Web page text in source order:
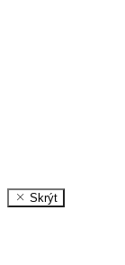
Skrýt